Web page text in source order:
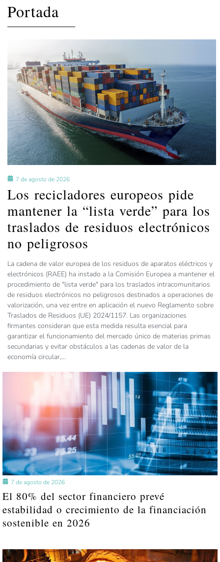
Portada
7 de agosto de 2026
Los recicladores europeos pide
mantener la “lista verde” para los
traslados de residuos electrónicos
no peligrosos
La cadena de valor europea de los residuos de aparatos eléctricos y
electrónicos (RAEE) ha instado a la Comisión Europea a mantener el
procedimiento de "lista verde" para los traslados intracomunitarios
de residuos electrónicos no peligrosos destinados a operaciones de
valorización, una vez entre en aplicación el nuevo Reglamento sobre
Traslados de Residuos (UE) 2024/1157. Las organizaciones
firmantes consideran que esta medida resulta esencial para
garantizar el funcionamiento del mercado único de materias primas
secundarias y evitar obstáculos a las cadenas de valor de la
economía circular,...
7 de agosto de 2026
El 80% del sector financiero prevé
estabilidad o crecimiento de la financiación
sostenible en 2026